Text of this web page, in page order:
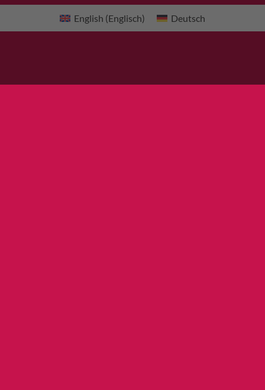
English (Englisch) Deutsch